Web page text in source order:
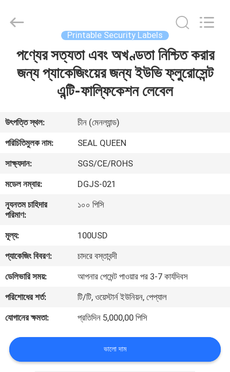
বাড়ি
আমাদের
সম্পর্কে
কারখানা
ভ্রমণ
নিয়ন্ত্রণ
যোগাযোগ
করুন
উদ্ধৃতির
জন্য
আবেদন
Material
Reserved.
Printable Security Labels
পণ্যের সত্যতা এবং অখণ্ডতা নিশ্চিত করার
জন্য প্যাকেজিংয়ের জন্য ইউভি ফ্লুরোসেন্ট
এন্টি-ফাল্ফিকেশন লেবেল
উৎপত্তি স্থল:
চীন (মেনল্যান্ড)
পরিচিতিমুলক নাম:
SEAL QUEEN
সাক্ষ্যদান:
SGS/CE/ROHS
মডেল নম্বার:
DGJS-021
ন্যূনতম চাহিদার
পরিমাণ:
১০০ পিসি
মূল্য:
100USD
প্যাকেজিং বিবরণ:
চাদরে বস্তাবন্দী
ডেলিভারি সময়:
আপনার পেমেন্ট পাওয়ার পর 3-7 কার্যদিবস
পরিশোধের শর্ত:
টি/টি, ওয়েস্টার্ন ইউনিয়ন, পেপ্যাল
যোগানের ক্ষমতা:
প্রতিদিন 5,000,00 পিসি
ভালো দাম